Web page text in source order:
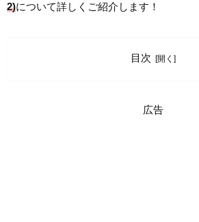
2)について詳しくご紹介します！
目次
広告